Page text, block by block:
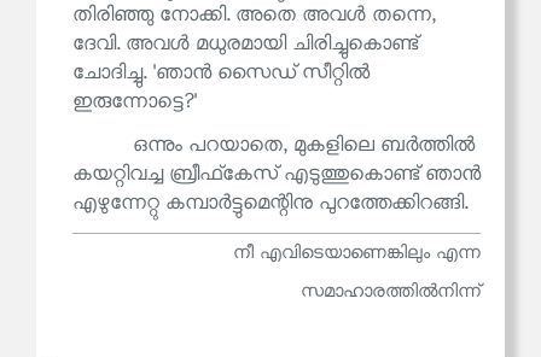
തിരിഞ്ഞു നോക്കി. അതെ അവൾ തന്നെ,
ദേവി. അവൾ മധുരമായി ചിരിച്ചുകൊണ്ട്
ചോദിച്ചു. 'ഞാൻ സൈഡ് സീറ്റിൽ
ഇരുന്നോട്ടെ?'
ഒന്നും പറയാതെ, മുകളിലെ ബർത്തിൽ
കയറ്റിവച്ച ബ്രീഫ്‌കേസ് എടുത്തുകൊണ്ട് ഞാൻ
എഴുന്നേറ്റു കമ്പാർട്ടുമെന്റിനു പുറത്തേക്കിറങ്ങി.
നീ എവിടെയാണെങ്കിലും എന്ന
സമാഹാരത്തില്‍നിന്ന്